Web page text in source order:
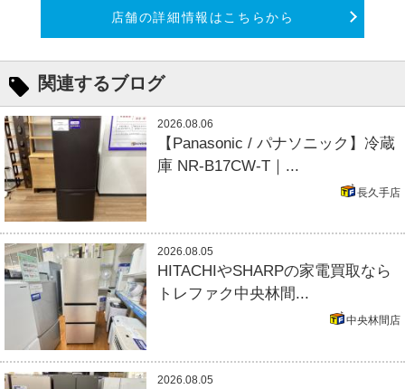
店舗の詳細情報はこちらから
関連するブログ
2026.08.06
【Panasonic / パナソニック】冷蔵
庫 NR-B17CW-T｜...
長久手店
2026.08.05
HITACHIやSHARPの家電買取なら
トレファク中央林間...
中央林間店
2026.08.05